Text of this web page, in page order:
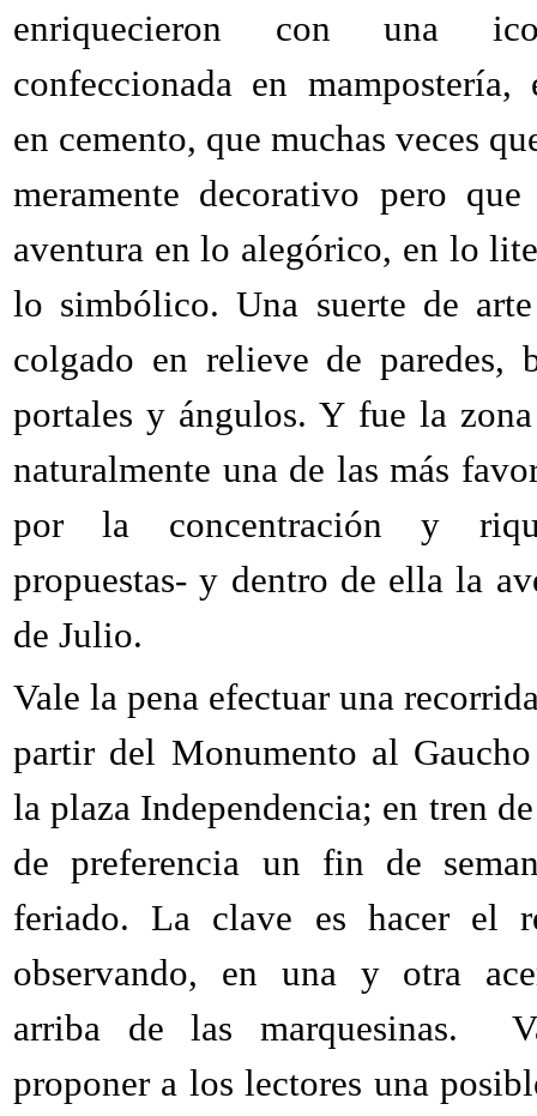
enriquecieron con una
confeccionada en mampostería,
en cemento, que muchas veces
meramente decorativo pero
aventura en lo alegórico, en lo
lo simbólico. Una suerte de
colgado en relieve de paredes,
portales y ángulos. Y fue la
naturalmente una de las más
por la concentración y
propuestas- y dentro de ella la
de Julio.
Vale la pena efectuar una
partir del Monumento al
la plaza Independencia; en tren
de preferencia un fin de
feriado. La clave es hacer el
observando, en una y otra
arriba de las marquesinas.
proponer a los lectores una